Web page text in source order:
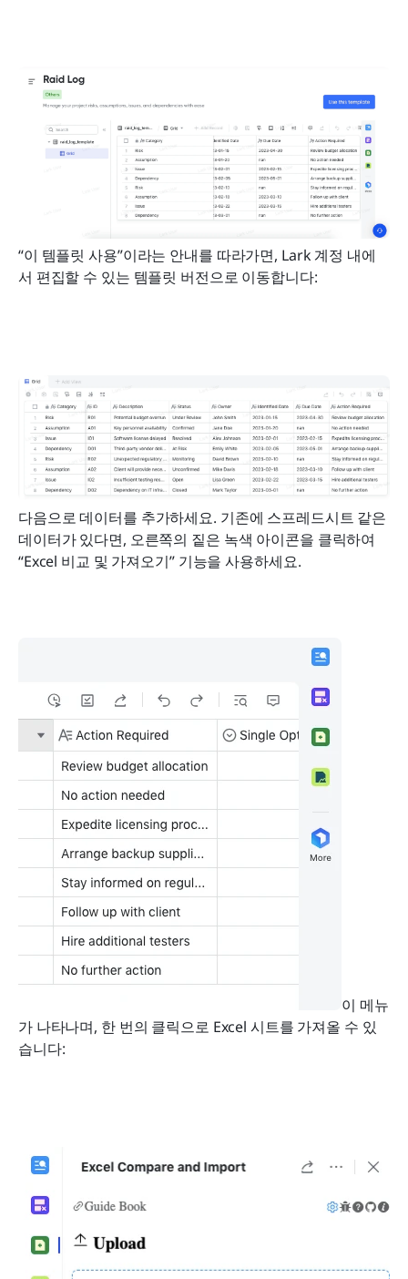
“이 템플릿 사용”이라는 안내를 따라가면, Lark 계정 내에
서 편집할 수 있는 템플릿 버전으로 이동합니다:
다음으로 데이터를 추가하세요. 기존에 스프레드시트 같은
데이터가 있다면, 오른쪽의 짙은 녹색 아이콘을 클릭하여
“Excel 비교 및 가져오기” 기능을 사용하세요.
이 메뉴
가 나타나며, 한 번의 클릭으로 Excel 시트를 가져올 수 있
습니다: